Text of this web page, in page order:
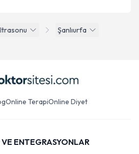
Şanlıurfa
Online TerapiOnline Diyet
ENTEGRASYONLAR